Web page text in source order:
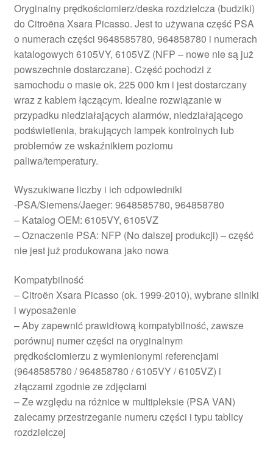
Oryginalny prędkościomierz/deska rozdzielcza (budziki)
do Citroëna Xsara Picasso. Jest to używana część PSA
o numerach części 9648585780, 964858780 i numerach
katalogowych 6105VY, 6105VZ (NFP – nowe nie są już
powszechnie dostarczane). Część pochodzi z
samochodu o masie ok. 225 000 km i jest dostarczany
wraz z kablem łączącym. Idealne rozwiązanie w
przypadku niedziałających alarmów, niedziałającego
podświetlenia, brakujących lampek kontrolnych lub
problemów ze wskaźnikiem poziomu
paliwa/temperatury.
Wyszukiwane liczby i ich odpowiedniki
-PSA/Siemens/Jaeger: 9648585780, 964858780
– Katalog OEM: 6105VY, 6105VZ
– Oznaczenie PSA: NFP (No dalszej produkcji) – część
nie jest już produkowana jako nowa
Kompatybilność
– Citroën Xsara Picasso (ok. 1999-2010), wybrane silniki
i wyposażenie
– Aby zapewnić prawidłową kompatybilność, zawsze
porównuj numer części na oryginalnym
prędkościomierzu z wymienionymi referencjami
(9648585780 / 964858780 / 6105VY / 6105VZ) i
złączami zgodnie ze zdjęciami
– Ze względu na różnice w multipleksie (PSA VAN)
zalecamy przestrzeganie numeru części i typu tablicy
rozdzielczej